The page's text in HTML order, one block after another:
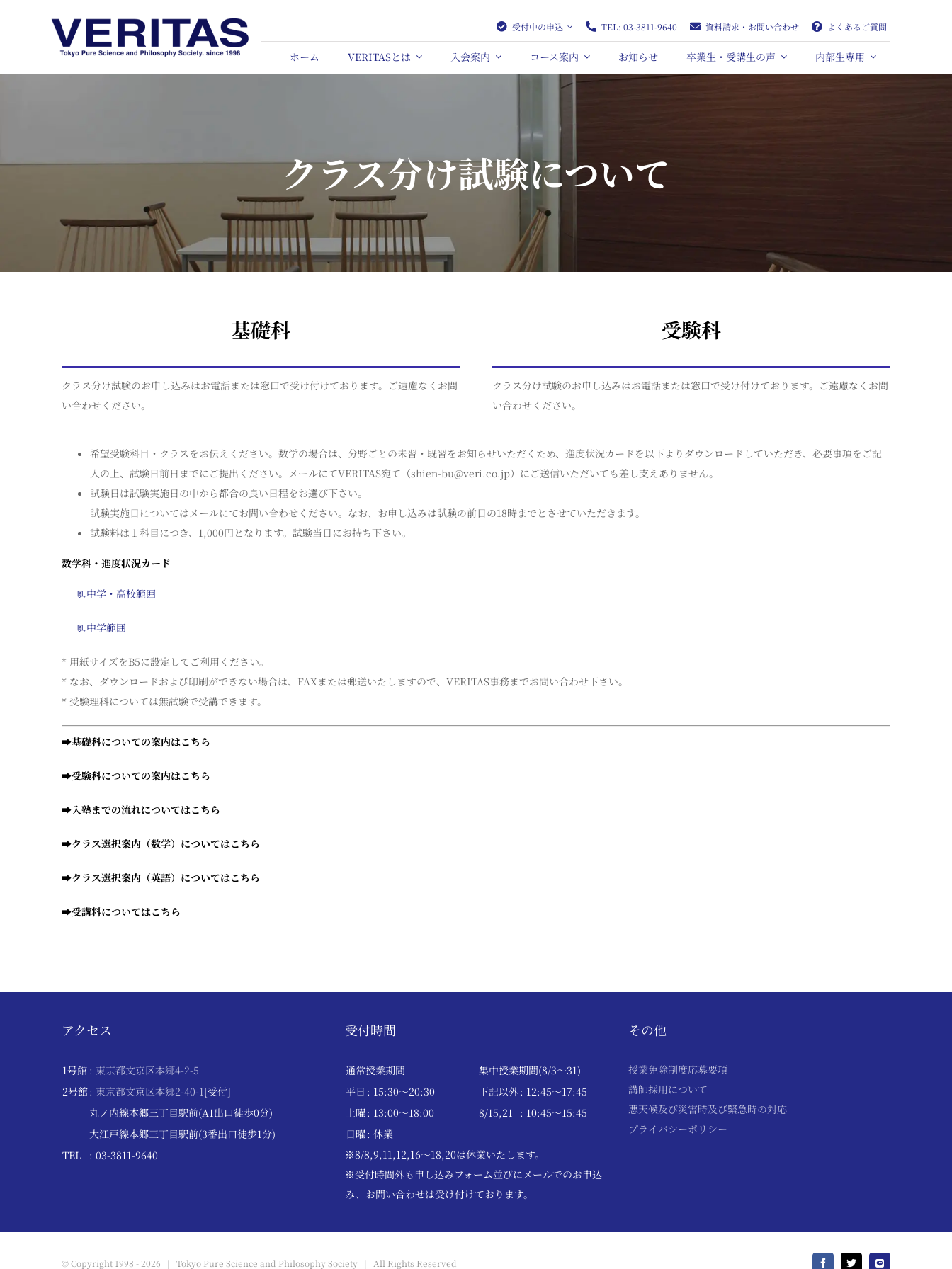
受付中の申込 TEL: 03-3811-9640 資料請求・お問い合わせ よくあるご質問
ホーム VERITASとは 入会案内 コース案内 お知らせ 卒業生・受講生の声 内部生専用
クラス分け試験について
基礎科
クラス分け試験のお申し込みはお電話または窓口で受け付けております。ご遠慮なくお問
い合わせください。
受験科
クラス分け試験のお申し込みはお電話または窓口で受け付けております。ご遠慮なくお問
い合わせください。
希望受験科目・クラスをお伝えください。数学の場合は、分野ごとの未習・既習をお知らせいただくため、進度状況カードを以下よりダウンロードしていただき、必要事項をご記
入の上、試験日前日までにご提出ください。メールにてVERITAS宛て（shien-bu@veri.co.jp）にご送信いただいても差し支えありません。
試験日は試験実施日の中から都合の良い日程をお選び下さい。
試験実施日についてはメールにてお問い合わせください。なお、お申し込みは試験の前日の18時までとさせていただきます。
試験料は１科目につき、1,000円となります。試験当日にお持ち下さい。
数学科・進度状況カード
📃中学・高校範囲
📃中学範囲
* 用紙サイズをB5に設定してご利用ください。
* なお、ダウンロードおよび印刷ができない場合は、FAXまたは郵送いたしますので、VERITAS事務までお問い合わせ下さい。
* 受験理科については無試験で受講できます。
➡基礎科についての案内はこちら
➡受験科についての案内はこちら
➡入塾までの流れについてはこちら
➡クラス選択案内（数学）についてはこちら
➡クラス選択案内（英語）についてはこちら
➡受講料についてはこちら
アクセス
1号館 : 東京都文京区本郷4-2-5
2号館: 東京都文京区本郷2-40-1[受付]
丸ノ内線本郷三丁目駅前(A1出口徒歩0分)
大江戸線本郷三丁目駅前(3番出口徒歩1分)
TEL : 03-3811-9640
受付時間
通常授業期間
集中授業期間(8/3～31)
平日 : 15:30〜20:30 下記以外: 12:45〜17:45
土曜 : 13:00〜18:00 8/15,21
: 10:45〜15:45
日曜 : 休業
※8/8,9,11,12,16～18,20は休業いたします。
※受付時間外も申し込みフォーム並びにメールでのお申込
み、お問い合わせは受け付けております。
その他
授業免除制度応募要項
講師採用について
悪天候及び災害時及び緊急時の対応
プライバシーポリシー
© Copyright 1998 - 2026 | Tokyo Pure Science and Philosophy Society | All Rights Reserved